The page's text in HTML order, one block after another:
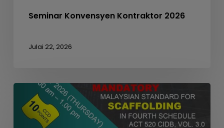
Seminar Konvensyen Kontraktor 2026
Julai 22, 2026
WEBINAR
MANDATORY
MALAYSIAN